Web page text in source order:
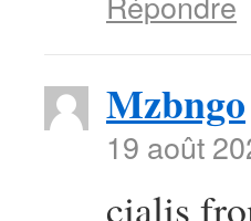
Mzbngo
19 août
cialis